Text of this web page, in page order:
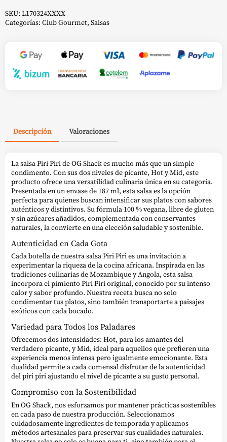
SKU: L170324XXXX
Categorías: Club Gourmet, Salsas
Descripción Valoraciones
La salsa Piri Piri de OG Shack es mucho más que un simple
condimento. Con sus dos niveles de picante, Hot y Mid, este
producto ofrece una versatilidad culinaria única en su categoría.
Presentada en un envase de 187 ml, esta salsa es la opción
perfecta para quienes buscan intensificar sus platos con sabores
auténticos y distintivos. Su fórmula 100 % vegana, libre de gluten
y sin azúcares añadidos, complementada con conservantes
naturales, la convierte en una elección saludable y sostenible.
Autenticidad en Cada Gota
Cada botella de nuestra salsa Piri Piri es una invitación a
experimentar la riqueza de la cocina africana. Inspirada en las
tradiciones culinarias de Mozambique y Angola, esta salsa
incorpora el pimiento Piri Piri original, conocido por su intenso
calor y sabor profundo. Nuestra receta busca no solo
condimentar tus platos, sino también transportarte a paisajes
exóticos con cada bocado.
Variedad para Todos los Paladares
Ofrecemos dos intensidades: Hot, para los amantes del
verdadero picante, y Mid, ideal para aquellos que prefieren una
experiencia menos intensa pero igualmente emocionante. Esta
dualidad permite a cada comensal disfrutar de la autenticidad
del piri piri ajustando el nivel de picante a su gusto personal.
Compromiso con la Sostenibilidad
En OG Shack, nos esforzamos por mantener prácticas sostenibles
en cada paso de nuestra producción. Seleccionamos
cuidadosamente ingredientes de temporada y aplicamos
métodos artesanales para preservar sus cualidades naturales.